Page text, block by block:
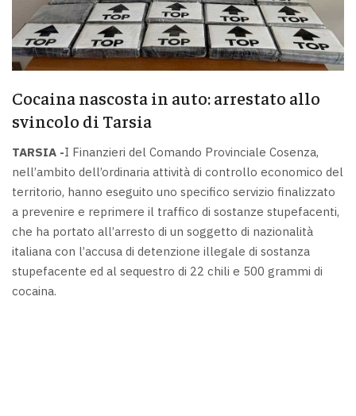
Cocaina nascosta in auto: arrestato allo
svincolo di Tarsia
TARSIA -I Finanzieri del Comando Provinciale Cosenza,
nell’ambito dell’ordinaria attività di controllo economico del
territorio, hanno eseguito uno specifico servizio finalizzato
a prevenire e reprimere il traffico di sostanze stupefacenti,
che ha portato all’arresto di un soggetto di nazionalità
italiana con l’accusa di detenzione illegale di sostanza
stupefacente ed al sequestro di 22 chili e 500 grammi di
cocaina.